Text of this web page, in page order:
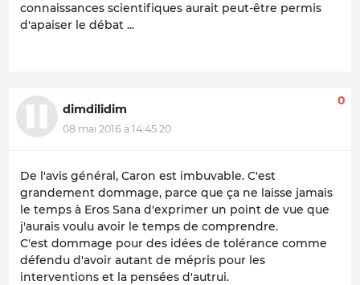
connaissances scientifiques aurait peut-être permis
d'apaiser le débat ...
dimdilidim
08 mai 2016 à 14:45:20
0
De l'avis général, Caron est imbuvable. C'est
grandement dommage, parce que ça ne laisse jamais
le temps à Eros Sana d'exprimer un point de vue que
j'aurais voulu avoir le temps de comprendre.
C'est dommage pour des idées de tolérance comme
défendu d'avoir autant de mépris pour les
interventions et la pensées d'autrui.